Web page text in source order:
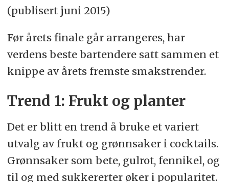
(publisert juni 2015)
Før årets finale går arrangeres, har
verdens beste bartendere satt sammen et
knippe av årets fremste smakstrender.
Trend 1: Frukt og planter
Det er blitt en trend å bruke et variert
utvalg av frukt og grønnsaker i cocktails.
Grønnsaker som bete, gulrot, fennikel, og
til og med sukkererter øker i popularitet.